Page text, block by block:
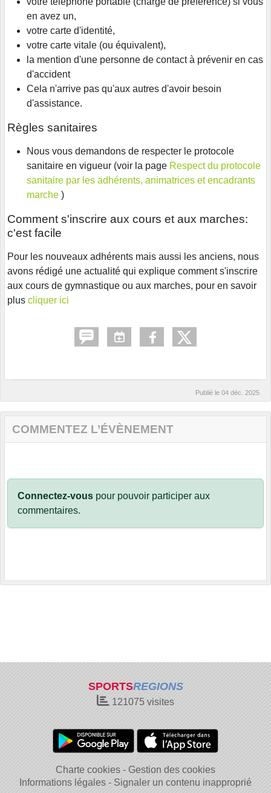
en avez un,
votre carte d'identité,
votre carte vitale (ou équivalent),
la mention d'une personne de contact à prévenir en cas
d'accident
Cela n'arrive pas qu'aux autres d'avoir besoin
d'assistance.
Règles sanitaires
Nous vous demandons de respecter le protocole
sanitaire en vigueur (voir la page Respect du protocole
sanitaire par les adhérents, animatrices et encadrants
marche )
Comment s'inscrire aux cours et aux marches:
c'est facile
Pour les nouveaux adhérents mais aussi les anciens, nous
avons rédigé une actualité qui explique comment s'inscrire
aux cours de gymnastique ou aux marches, pour en savoir
plus cliquer ici
Publié le 04 déc. 2025
COMMENTEZ L’ÉVÈNEMENT
Connectez-vous pour pouvoir participer aux
commentaires.
SPORTSREGIONS
121075 visites
Charte cookies
Gestion des cookies
Informations légales
Signaler un contenu inapproprié